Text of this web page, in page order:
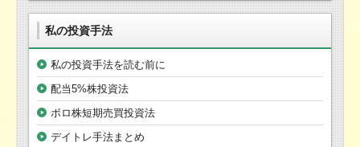
私の投資手法
私の投資手法を読む前に
配当5%株投資法
ボロ株短期売買投資法
デイトレ手法まとめ